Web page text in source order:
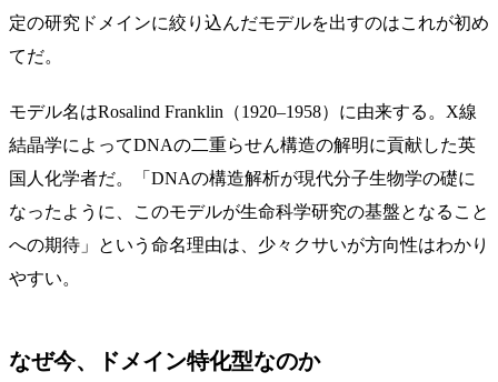
定の研究ドメインに絞り込んだモデルを出すのはこれが初め
てだ。
モデル名はRosalind Franklin （1920–1958）に由来する。X線
結晶学によってDNAの二重らせん構造の解明に貢献した英
国人化学者だ。「DNAの構造解析が現代分子生物学の礎に
なったように、このモデルが生命科学研究の基盤となること
への期待」という命名理由は、少々クサいが方向性はわかり
やすい。
なぜ今、ドメイン特化型なのか